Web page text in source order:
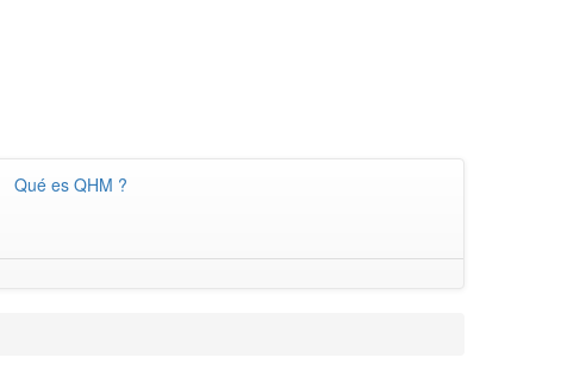
Qué es QHM ?